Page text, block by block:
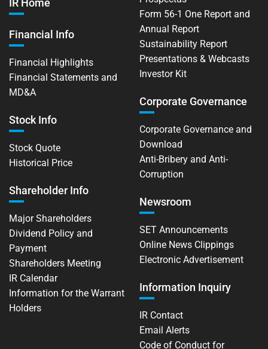
IR Home
Financial Info
Financial Highlights
Financial Statements and
MD&A
Stock Info
Stock Quote
Historical Price
Shareholder Info
Major Shareholders
Dividend Policy and
Payment
Shareholders Meeting
IR Calendar
Information for the Warrant
Holders
Form 56-1 One Report and
Annual Report
Sustainability Report
Presentations & Webcasts
Investor Kit
Corporate Governance
Corporate Governance and
Download
Anti-Bribery and Anti-
Corruption
Newsroom
SET Announcements
Online News Clippings
Electronic Advertisement
Information Inquiry
IR Contact
Email Alerts
Code of Conduct for